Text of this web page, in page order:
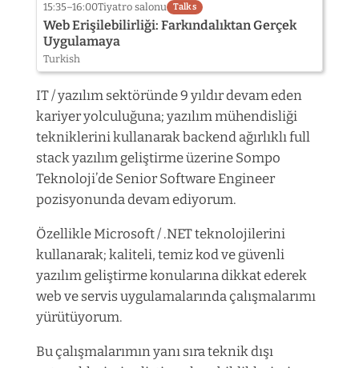
15:35–16:00Tiyatro salonu Talks
Web Erişilebilirliği: Farkındalıktan Gerçek
Uygulamaya
Turkish
IT / yazılım sektöründe 9 yıldır devam eden
kariyer yolculuğuna; yazılım mühendisliği
tekniklerini kullanarak backend ağırlıklı full
stack yazılım geliştirme üzerine Sompo
Teknoloji’de Senior Software Engineer
pozisyonunda devam ediyorum.
Özellikle Microsoft / .NET teknolojilerini
kullanarak; kaliteli, temiz kod ve güvenli
yazılım geliştirme konularına dikkat ederek
web ve servis uygulamalarında çalışmalarımı
yürütüyorum.
Bu çalışmalarımın yanı sıra teknik dışı